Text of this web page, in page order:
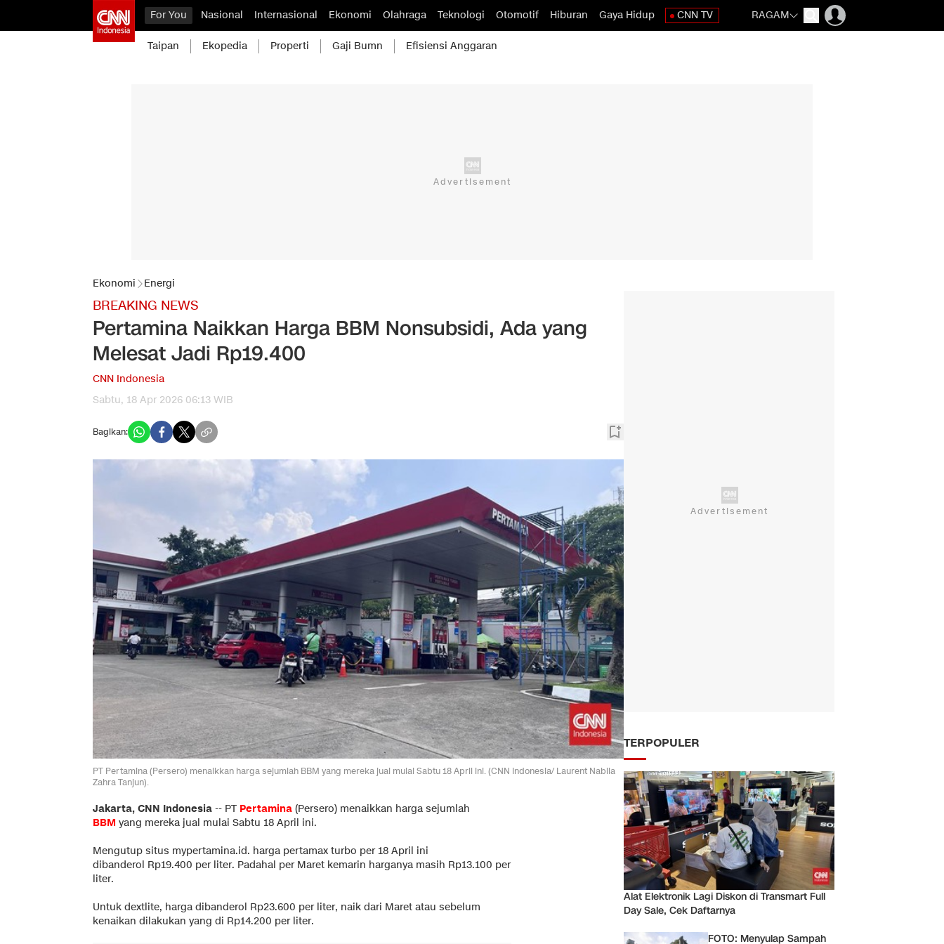
For You Nasional Internasional Ekonomi Olahraga Teknologi Otomotif Hiburan Gaya Hidup CNN TV RAGAM
Taipan Ekopedia Properti Gaji Bumn Efisiensi Anggaran
Ekonomi Energi
BREAKING NEWS
Pertamina Naikkan Harga BBM Nonsubsidi, Ada yang
Melesat Jadi Rp19.400
CNN Indonesia
Sabtu, 18 Apr 2026 06:13 WIB
Bagikan:
PT Pertamina (Persero) menaikkan harga sejumlah BBM yang mereka jual mulai Sabtu 18 April ini. (CNN Indonesia/ Laurent Nabila
Zahra Tanjun).
Jakarta, CNN Indonesia -- PT Pertamina (Persero) menaikkan harga sejumlah
BBM yang mereka jual mulai Sabtu 18 April ini.
Mengutup situs mypertamina.id. harga pertamax turbo per 18 April ini
dibanderol Rp19.400 per liter. Padahal per Maret kemarin harganya masih Rp13.100 per
liter.
Untuk dextlite, harga dibanderol Rp23.600 per liter, naik dari Maret atau sebelum
kenaikan dilakukan yang di Rp14.200 per liter.
TERPOPULER
Alat Elektronik Lagi Diskon di Transmart Full
Day Sale, Cek Daftarnya
FOTO: Menyulap Sampah